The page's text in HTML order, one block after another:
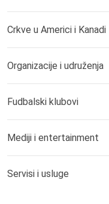
Crkve u Americi i Kanadi
Organizacije i udruženja
Fudbalski klubovi
Mediji i entertainment
Servisi i usluge